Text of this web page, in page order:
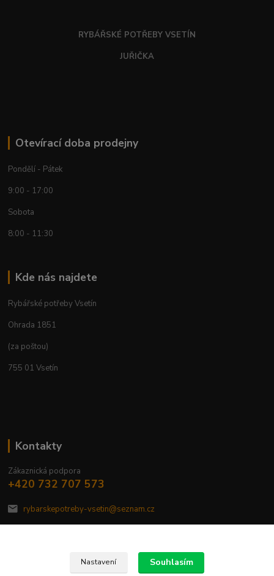
RYBÁŘSKÉ POTŘEBY VSETÍN
JUŘIČKA
Otevírací doba prodejny
Pondělí - Pátek
9:00 - 17:00
Sobota
8:00 - 11:30
Kde nás najdete
Rybářské potřeby Vsetín
Ohrada 1851
(za poštou)
755 01 Vsetín
Kontakty
Zákaznická podpora
+420 732 707 573
rybarskepotreby-vsetin@seznam.cz
Nastavení Souhlasím